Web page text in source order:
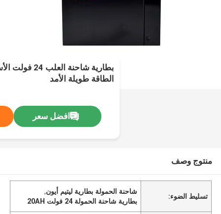
بطارية شاحنة
الطاقة طويلة الأمد
افضل سعر
منتوج وصف
تسليط الضوء:
شاحنة الحمولة بطارية ليتيم أيون,
بطارية شاحنة الحمولة 24 فولت 20AH